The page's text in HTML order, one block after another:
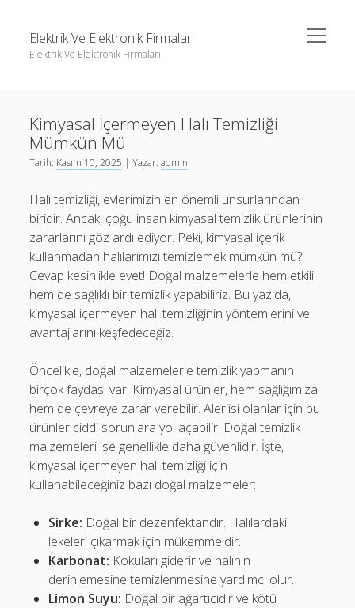
Elektrik Ve Elektronik Firmaları
Elektrik Ve Elektronik Firmaları
menüyü
aç
Instagram Beğeni Hilesi Bedava Şifresiz
Instagram Gizli Hesap Görme Forumu
Sayfa Listesi
Igtv Yorum Çoğaltma Ücretsiz
Instagram Gizli Hesap Görme Forumu
Liste
Sayfa Listesi
Kimyasal İçermeyen Halı Temizliği
Mümkün Mü
Tarih: Kasım 10, 2025 | Yazar:admin
Halı temizliği, evlerimizin en önemli unsurlarından
biridir. Ancak, çoğu insan kimyasal temizlik ürünlerinin
zararlarını göz ardı ediyor. Peki, kimyasal içerik
kullanmadan halılarımızı temizlemek mümkün mü?
Cevap kesinlikle evet! Doğal malzemelerle hem etkili
hem de sağlıklı bir temizlik yapabiliriz. Bu yazıda,
kimyasal içermeyen halı temizliğinin yöntemlerini ve
avantajlarını keşfedeceğiz.
Öncelikle, doğal malzemelerle temizlik yapmanın
birçok faydası var. Kimyasal ürünler, hem sağlığımıza
hem de çevreye zarar verebilir. Alerjisi olanlar için bu
ürünler ciddi sorunlara yol açabilir. Doğal temizlik
malzemeleri ise genellikle daha güvenlidir. İşte,
kimyasal içermeyen halı temizliği için
kullanabileceğiniz bazı doğal malzemeler:
Sirke: Doğal bir dezenfektandır. Halılardaki
lekeleri çıkarmak için mükemmeldir.
Karbonat: Kokuları giderir ve halının
derinlemesine temizlenmesine yardımcı olur.
Limon Suyu: Doğal bir ağartıcıdır ve kötü